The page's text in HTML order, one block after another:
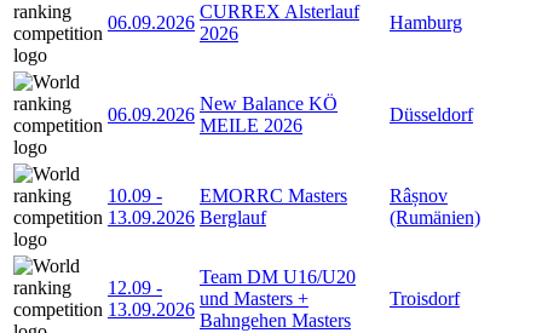
06.09.2026
CURREX Alsterlauf
2026
Hamburg
06.09.2026
New Balance KÖ
MEILE 2026
Düsseldorf
10.09 -
13.09.2026
EMORRC Masters
Berglauf
Râșnov
(Rumänien)
12.09 -
13.09.2026
Team DM U16/U20
und Masters +
Bahngehen Masters
Troisdorf